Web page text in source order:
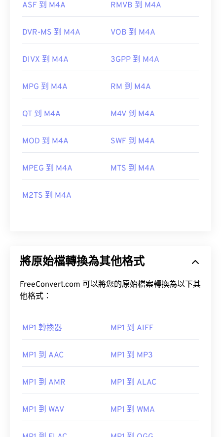
ASF 到 M4A RMVB 到 M4A
DVR-MS 到 M4A VOB 到 M4A
DIVX 到 M4A 3GPP 到 M4A
MPG 到 M4A RM 到 M4A
QT 到 M4A M4V 到 M4A
MOD 到 M4A SWF 到 M4A
MPEG 到 M4A MTS 到 M4A
M2TS 到 M4A
將原始檔轉換為其他格式
FreeConvert.com 可以將您的原始檔案轉換為以下其
他格式：
MP1 轉換器 MP1 到 AIFF
MP1 到 AAC MP1 到 MP3
MP1 到 AMR MP1 到 ALAC
MP1 到 WAV MP1 到 WMA